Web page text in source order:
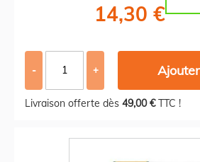
14,30 €
- +
Livraison offerte dès 49,00 €TTC !